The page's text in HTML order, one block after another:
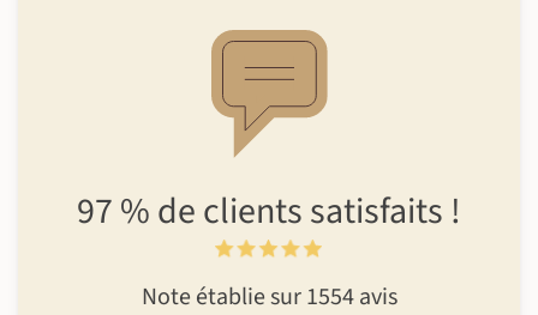
97 %de clientssatisfaits !
Note établie sur 1554 avis